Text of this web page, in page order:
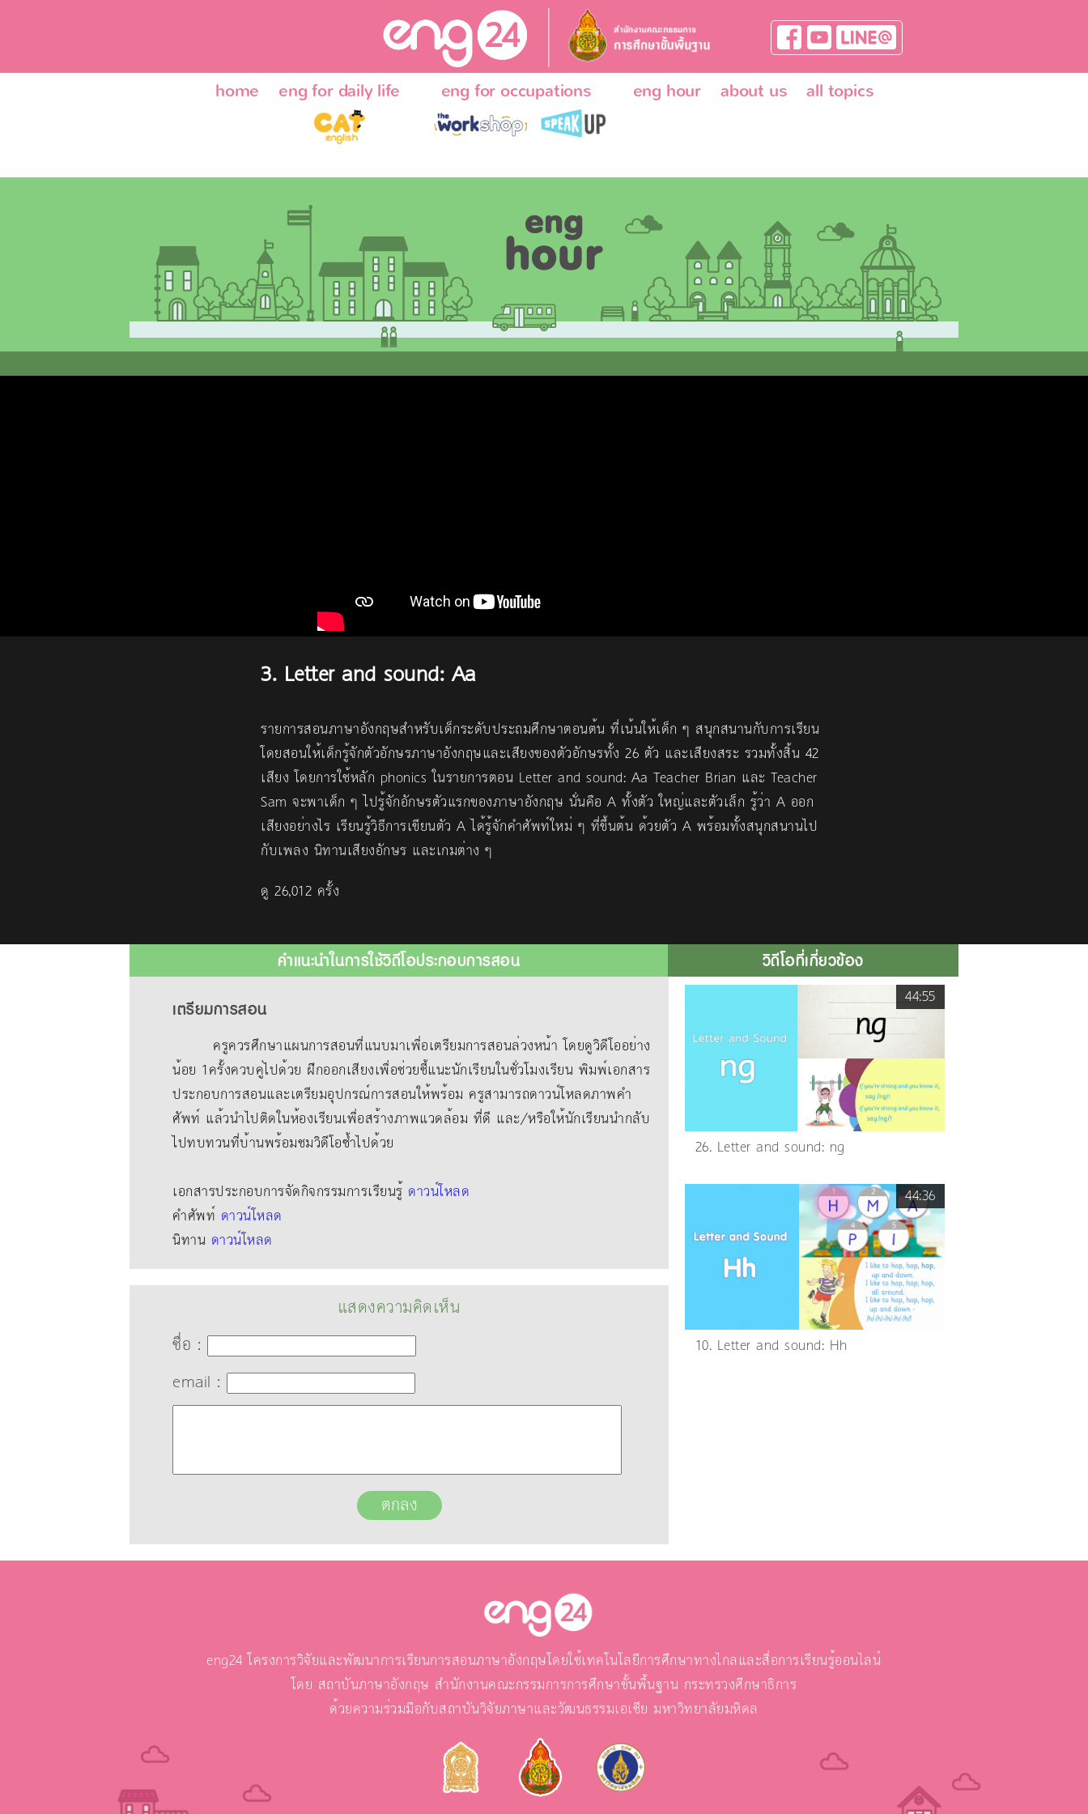
home eng for daily life eng for occupations eng hour about us all topics
3. Letter and sound: Aa
รายการสอนภาษาอังกฤษสำหรับเด็กระดับประถมศึกษาตอนต้น ที่เน้นให้เด็ก ๆ สนุกสนานกับการเรียน
โดยสอนให้เด็กรู้จักตัวอักษรภาษาอังกฤษและเสียงของตัวอักษรทั้ง 26 ตัว และเสียงสระ รวมทั้งสิ้น 42
เสียง โดยการใช้หลัก phonics ในรายการตอน Letter and sound: Aa Teacher Brian และ Teacher
Sam จะพาเด็ก ๆ ไปรู้จักอักษรตัวแรกของภาษาอังกฤษ นั่นคือ A ทั้งตัว ใหญ่และตัวเล็ก รู้ว่า A ออก
เสียงอย่างไร เรียนรู้วิธีการเขียนตัว A ได้รู้จักคำศัพท์ใหม่ ๆ ที่ขึ้นต้น ด้วยตัว A พร้อมทั้งสนุกสนานไป
กับเพลง นิทานเสียงอักษร และเกมต่าง ๆ
ดู 26,012 ครั้ง
คำแนะนำในการใช้วิดีโอประกอบการสอน
เตรียมการสอน
ครูควรศึกษาแผนการสอนที่แนบมาเพื่อเตรียมการสอนล่วงหน้า โดยดูวิดีโออย่าง
น้อย 1ครั้งควบคู่ไปด้วย ฝึกออกเสียงเพื่อช่วยชี้แนะนักเรียนในชั่วโมงเรียน พิมพ์เอกสาร
ประกอบการสอนและเตรียมอุปกรณ์การสอนให้พร้อม ครูสามารถดาวน์โหลดภาพคํา
ศัพท์ แล้วนําไปติดในห้องเรียนเพื่อสร้างภาพแวดล้อม ที่ดี และ/หรือให้นักเรียนนํากลับ
ไปทบทวนที่บ้านพร้อมชมวิดีโอซ้ำไปด้วย
เอกสารประกอบการจัดกิจกรรมการเรียนรู้ ดาวน์โหลด
คำศัพท์ ดาวน์โหลด
นิทาน ดาวน์โหลด
แสดงความคิดเห็น
ชื่อ :
email :
วิดีโอที่เกี่ยวข้อง
44:55
26. Letter and sound: ng
44:36
10. Letter and sound: Hh
eng24 โครงการวิจัยและพัฒนาการเรียนการสอนภาษาอังกฤษโดยใช้เทคโนโลยีการศึกษาทางไกลและสื่อการเรียนรู้ออนไลน์
โดย สถาบันภาษาอังกฤษ สำนักงานคณะกรรมการการศึกษาขั้นพื้นฐาน กระทรวงศึกษาธิการ
ด้วยความร่วมมือกับสถาบันวิจัยภาษาและวัฒนธรรมเอเชีย มหาวิทยาลัยมหิดล